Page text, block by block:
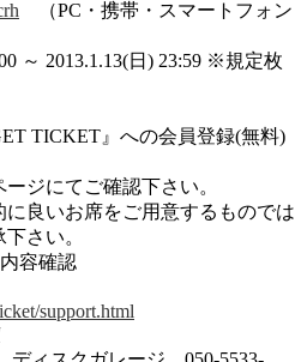
（PC・携帯・スマートフォン
～ 2013.1.13(日) 23:59 ※規定枚
TICKET』への会員登録(無料)
ジにてご確認下さい。
に良いお席をご用意するものでは
さい。
容確認
support.html